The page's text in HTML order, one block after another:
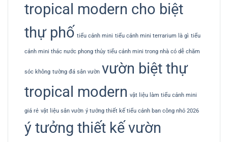
tropical modern cho biệt
thự phố tiểu cảnh mini tiểu cảnh mini terrarium là gì tiểu
cảnh mini thác nước phong thủy tiểu cảnh mini trong nhà có dễ chăm
sóc không tường đá sân vườn vườn biệt thự
tropical modern vật liệu làm tiểu cảnh mini
giá rẻ vật liệu sân vườn ý tưởng thiết kế tiểu cảnh ban công nhỏ 2026
ý tưởng thiết kế vườn